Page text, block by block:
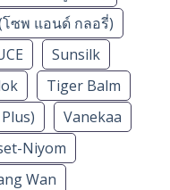
โซพ แอนด์ กลอรี่)
Sunsilk
Tiger Balm
Vanekaa
Niyom
Wan